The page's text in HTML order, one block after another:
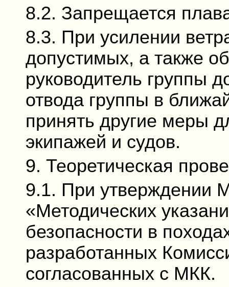
8.2. Запрещается
8.3. При усилении
допустимых, а также
руководитель группы
отвода группы в
принять другие меры
экипажей и судов.
9. Теоретическая
9.1. При утверждении
«Методических
безопасности в
разработанных
согласованных с МКК.